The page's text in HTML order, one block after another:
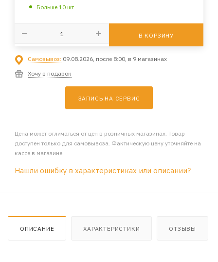
Больше 10 шт
В КОРЗИНУ
Самовывоз: 09.08.2026, после 8:00, в 9 магазинах
Хочу в подарок
ЗАПИСЬ НА СЕРВИС
Цена может отличаться от цен в розничных магазинах. Товар
доступен только для самовывоза. Фактическую цену уточняйте на
кассе в магазине
Нашли ошибку в характеристиках или описании?
ОПИСАНИЕ ХАРАКТЕРИСТИКИ ОТЗЫВЫ